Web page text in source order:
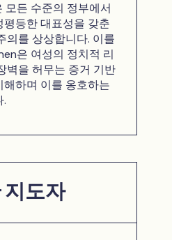
든 수준의 정부에서
등한 대표성을 갖춘
의를 상상합니다. 이를
은 여성의 정치적 리
벽을 허무는 증거 기반
하며 이를 옹호하는
.
지도자